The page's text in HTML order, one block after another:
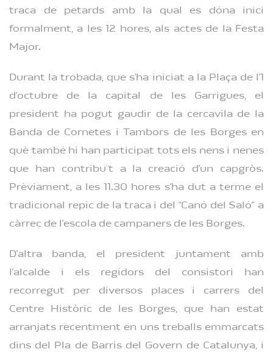
traca de petards amb la qual es dóna inici
formalment, a les 12 hores, als actes de la Festa
Major.
Durant la trobada, que s’ha iniciat a la Plaça de l’1
d’octubre de la capital de les Garrigues, el
president ha pogut gaudir de la cercavila de la
Banda de Cornetes i Tambors de les Borges en
què també hi han participat tots els nens i nenes
que han contribuït a la creació d’un capgròs.
Prèviament, a les 11.30 hores s’ha dut a terme el
tradicional repic de la traca i del “Canó del Saló” a
càrrec de l’escola de campaners de les Borges.
D’altra banda, el president juntament amb
l’alcalde i els regidors del consistori han
recorregut per diversos places i carrers del
Centre Històric de les Borges, que han estat
arranjats recentment en uns treballs emmarcats
dins del Pla de Barris del Govern de Catalunya, i